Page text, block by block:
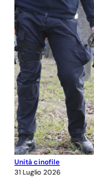
Unità cinofile
31 Luglio 2026